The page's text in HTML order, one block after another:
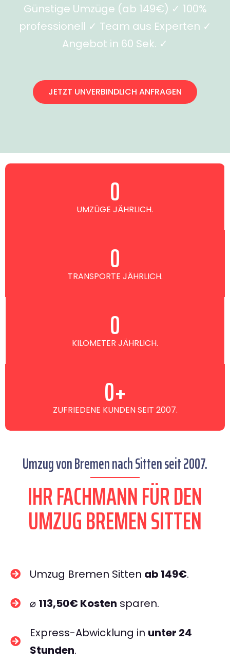
Günstige Umzüge (ab 149€) ✓ 100%
professionell ✓ Team aus Experten ✓
Angebot in 60 Sek. ✓
JETZT UNVERBINDLICH ANFRAGEN
UMZÜGE JÄHRLICH.
0
TRANSPORTE JÄHRLICH.
0
KILOMETER JÄHRLICH.
0
ZUFRIEDENE KUNDEN SEIT 2007.
0+
Umzug von Bremen nach Sitten seit 2007.
IHR FACHMANN FÜR DEN
UMZUG BREMEN SITTEN
Umzug Bremen Sitten ab 149€.
⌀ 113,50€ Kosten sparen.
Express-Abwicklung in unter 24
Stunden.